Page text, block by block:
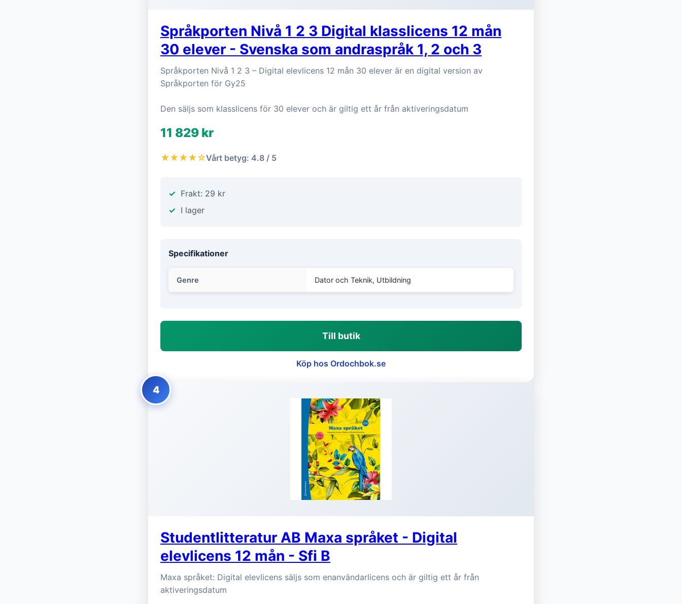
Språkporten Nivå 1 2 3 Digital klasslicens 12 mån
30 elever - Svenska som andraspråk 1, 2 och 3
Språkporten Nivå 1 2 3 – Digital elevlicens 12 mån 30 elever är en digital version av
Språkporten för Gy25
Den säljs som klasslicens för 30 elever och är giltig ett år från aktiveringsdatum
11 829 kr
★★★★☆Vårt betyg: 4.8 / 5
Frakt: 29 kr
I lager
Specifikationer
Genre Dator och Teknik, Utbildning
Till butik
Köp hos Ordochbok.se
4
Studentlitteratur AB Maxa språket - Digital
elevlicens 12 mån - Sfi B
Maxa språket: Digital elevlicens säljs som enanvändarlicens och är giltig ett år från
aktiveringsdatum